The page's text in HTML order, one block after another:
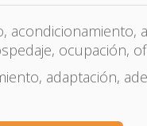
acondicionamiento,
ocupación,
adaptación,